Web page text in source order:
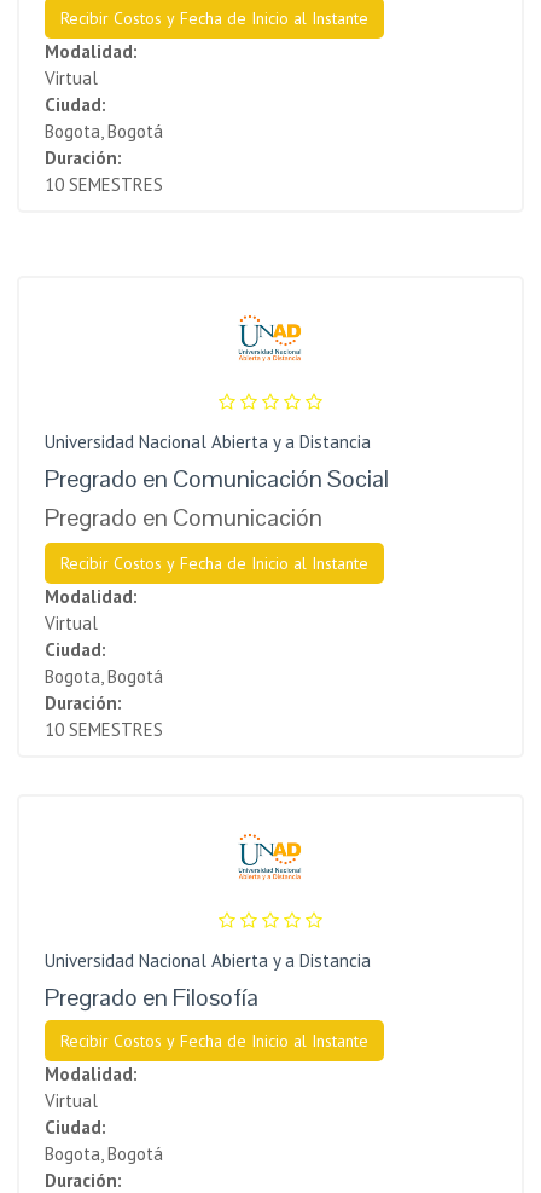
Recibir Costos y Fecha de Inicio al Instante
Modalidad:
Virtual
Ciudad:
Bogota, Bogotá
Duración:
10 SEMESTRES
Universidad Nacional Abierta y a Distancia
Pregrado en Comunicación Social
Pregrado en Comunicación
Recibir Costos y Fecha de Inicio al Instante
Modalidad:
Virtual
Ciudad:
Bogota, Bogotá
Duración:
10 SEMESTRES
Universidad Nacional Abierta y a Distancia
Pregrado en Filosofía
Recibir Costos y Fecha de Inicio al Instante
Modalidad:
Virtual
Ciudad:
Bogota, Bogotá
Duración: